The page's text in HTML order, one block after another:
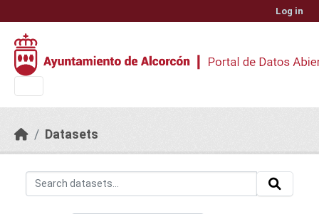
Log in
Datasets